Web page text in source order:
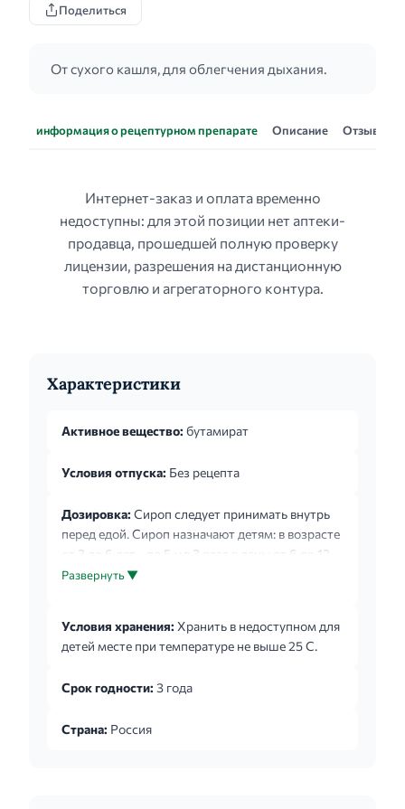
Поделиться
От сухого кашля, для облегчения дыхания.
информация о рецептурном препарате Описание Отзывы
Интернет-заказ и оплата временно
недоступны: для этой позиции нет аптеки-
продавца, прошедшей полную проверку
лицензии, разрешения на дистанционную
торговлю и агрегаторного контура.
Характеристики
Активное вещество: бутамират
Условия отпуска: Без рецепта
Дозировка: Сироп следует принимать внутрь
перед едой. Сироп назначают детям: в возрасте
от 3 до 6 лет - по 5 мл 3 раза в день; от 6 до 12
лет - по 10 мл 3 раза в день; 12 лет и старше - по
использовать мерное приспособление.
Развернуть ▼
Условия хранения: Хранить в недоступном для
детей месте при температуре не выше 25 С.
Срок годности: 3 года
Страна: Россия